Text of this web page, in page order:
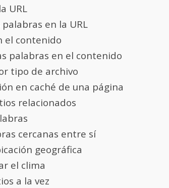
URL
en la URL
el contenido
palabras en el contenido
tipo de archivo
en caché de una página
relacionados
cercanas entre sí
geográfica
el clima
a la vez